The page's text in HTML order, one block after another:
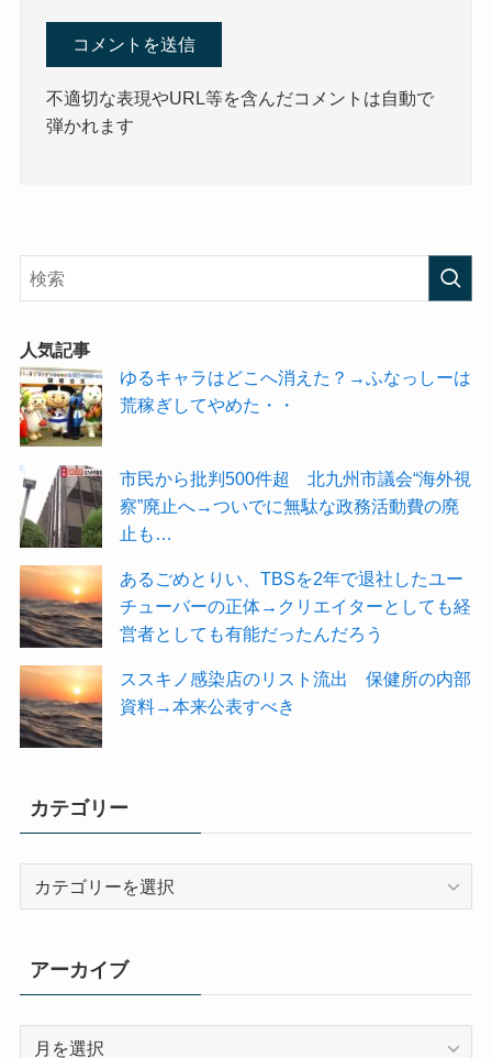
不適切な表現やURL等を含んだコメントは自動で
弾かれます
人気記事
ゆるキャラはどこへ消えた？→ふなっしーは
荒稼ぎしてやめた・・
市民から批判500件超 北九州市議会“海外視
察”廃止へ→ついでに無駄な政務活動費の廃
止も…
あるごめとりい、TBSを2年で退社したユー
チューバーの正体→クリエイターとしても経
営者としても有能だったんだろう
ススキノ感染店のリスト流出 保健所の内部
資料→本来公表すべき
カテゴリー
リ
ー
アーカイブ